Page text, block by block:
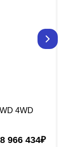
4WD
8 966 434₽